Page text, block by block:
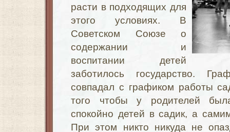
расти в подходящих для
этого условиях. В
Советском Союзе о
содержании и
воспитании детей
заботилось государство.
совпадал с графиком работы
того чтобы у родителей
спокойно детей в садик, а
При этом никто никуда не